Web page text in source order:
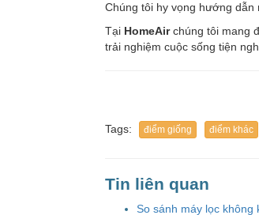
Chúng tôi hy vọng hướng dẫn
Tại HomeAirchúng tôi mang
trải nghiệm cuộc sống tiện
Tags: điểm giống điểm khác
Tin liên quan
So sánh máy lọc không